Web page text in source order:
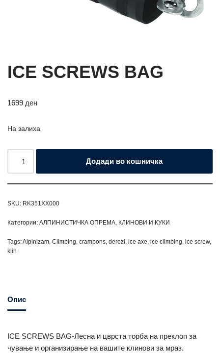
ICE SCREWS BAG
1699 ден
На залиха
Додади во кошничка
SKU: RK351XX000
Категории: АЛПИНИСТИЧКА ОПРЕМА, КЛИНОВИ И КУКИ
Tags:Alpinizam, Climbing, crampons, derezi, ice axe, ice climbing, ice screw,
klin
Опис
ICE SCREWS BAG-Лесна и цврста торба на преклоп за
чување и организирање на вашите клинови за мраз.